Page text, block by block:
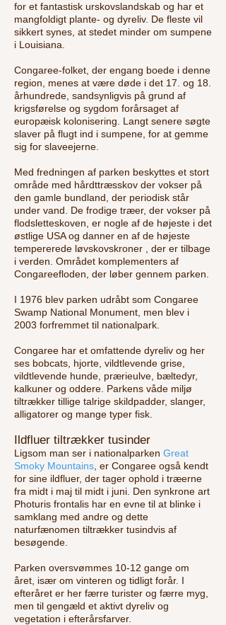
for et fantastisk urskovslandskab og har et
mangfoldigt plante- og dyreliv. De fleste vil
sikkert synes, at stedet minder om sumpene
i Louisiana.
Congaree-folket, der engang boede i denne
region, menes at være døde i det 17. og 18.
århundrede, sandsynligvis på grund af
krigsførelse og sygdom forårsaget af
europæisk kolonisering. Langt senere søgte
slaver på flugt ind i sumpene, for at gemme
sig for slaveejerne.
Med fredningen af parken beskyttes et stort
område med hårdttræsskov der vokser på
den gamle bundland, der periodisk står
under vand. De frodige træer, der vokser på
flodsletteskoven, er nogle af de højeste i det
østlige USA og danner en af de højeste
tempererede løvskovskroner , der er tilbage
i verden. Området komplementers af
Congareefloden, der løber gennem parken.
I 1976 blev parken udråbt som Congaree
Swamp National Monument, men blev i
2003 forfremmet til nationalpark.
Congaree har et omfattende dyreliv og her
ses bobcats, hjorte, vildtlevende grise,
vildtlevende hunde, prærieulve, bæltedyr,
kalkuner og oddere. Parkens våde miljø
tiltrækker tillige talrige skildpadder, slanger,
alligatorer og mange typer fisk.
Ildfluer tiltrækker tusinder
Ligsom man ser i nationalparken Great
Smoky Mountains , er Congaree også kendt
for sine ildfluer, der tager ophold i træerne
fra midt i maj til midt i juni. Den synkrone art
Photuris frontalis har en evne til at blinke i
samklang med andre og dette
naturfænomen tiltrækker tusindvis af
besøgende.
Parken oversvømmes 10-12 gange om
året, især om vinteren og tidligt forår. I
efteråret er her færre turister og færre myg,
men til gengæld et aktivt dyreliv og
vegetation i efterårsfarver.